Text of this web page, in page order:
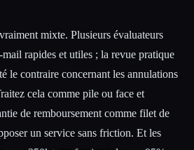
mixte. Plusieurs évaluateurs
rapides et utiles ; la revue pratique
le contraire concernant les annulations
cela comme pile ou face et
de remboursement comme filet de
un service sans friction. Et les